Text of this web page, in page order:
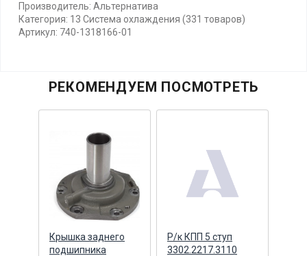
Производитель: Альтернатива
Категория: 13 Система охлаждения (331 товаров)
Артикул: 740-1318166-01
РЕКОМЕНДУЕМ ПОСМОТРЕТЬ
Крышка заднего
подшипника
Р/к КПП 5 ступ
3302.2217.3110